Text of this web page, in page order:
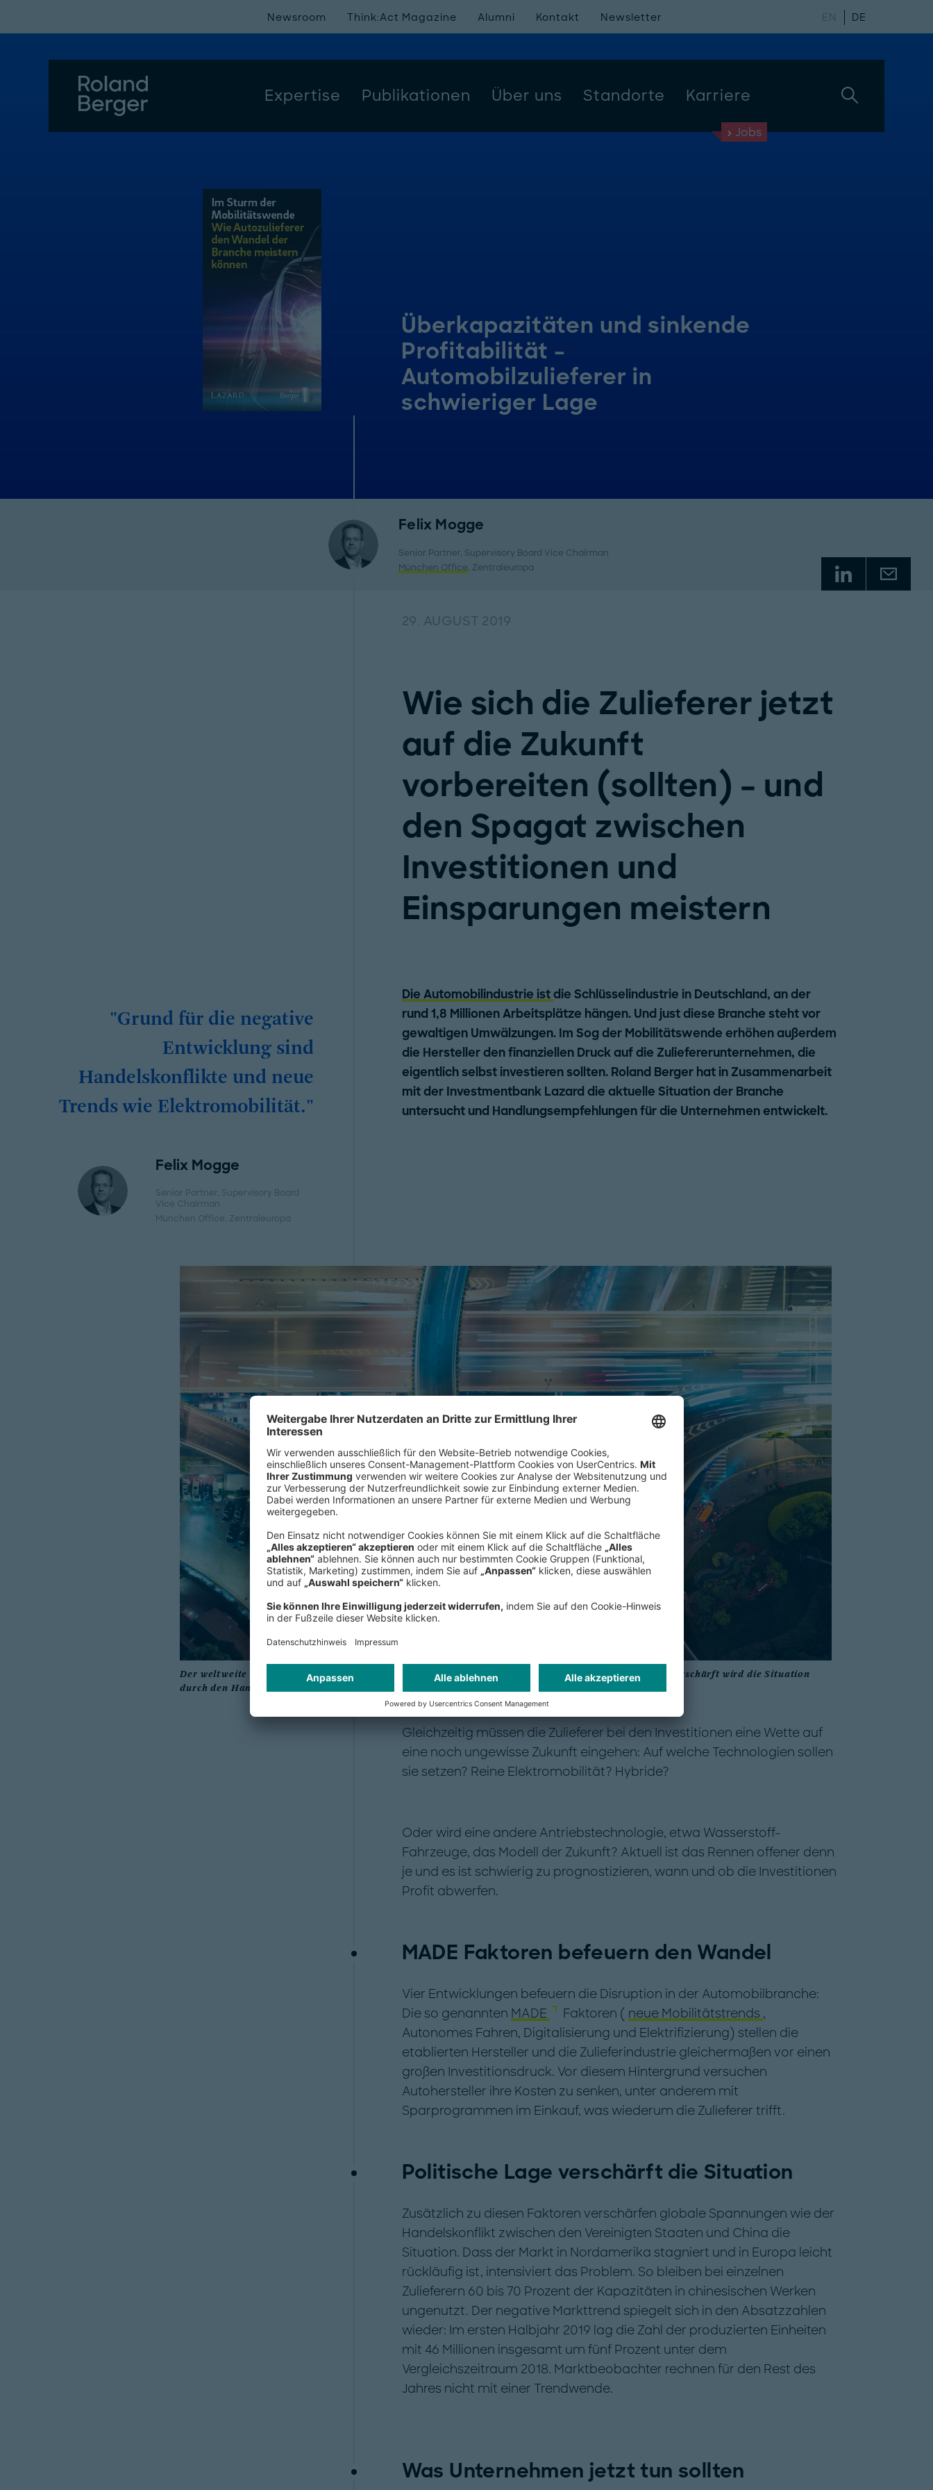
Expertise Publikationen Über uns Standorte Karriere
Newsroom Think:Act Magazine Alumni Kontakt Newsletter EN DE
Jobs
Überkapazitäten und sinkende
Profitabilität –
Automobilzulieferer in
schwieriger Lage
Felix Mogge
Senior Partner, Supervisory Board Vice Chairman
München Office, Zentraleuropa
29. AUGUST 2019
Wie sich die Zulieferer jetzt
auf die Zukunft
vorbereiten (sollten) – und
den Spagat zwischen
Investitionen und
Einsparungen meistern
"Grund für die negative
Entwicklung sind
Handelskonflikte und neue
Trends wie Elektromobilität."
Felix Mogge
Senior Partner, Supervisory Board
Vice Chairman
München Office, Zentraleuropa
Die Automobilindustrie ist die Schlüsselindustrie in Deutschland, an der
rund 1,8 Millionen Arbeitsplätze hängen. Und just diese Branche steht vor
gewaltigen Umwälzungen. Im Sog der Mobilitätswende erhöhen außerdem
die Hersteller den finanziellen Druck auf die Zuliefererunternehmen, die
eigentlich selbst investieren sollten. Roland Berger hat in Zusammenarbeit
mit der Investmentbank Lazard die aktuelle Situation der Branche
untersucht und Handlungsempfehlungen für die Unternehmen entwickelt.
Der weltweite Nachfrageeinbruch in der Automobilbranche trifft insbesondere die Zulieferindustrie. Verschärft wird die Situation
durch den Handelskonflikt zwischen den USA und China.
Gleichzeitig müssen die Zulieferer bei den Investitionen eine Wette auf
eine noch ungewisse Zukunft eingehen: Auf welche Technologien sollen
sie setzen? Reine Elektromobilität? Hybride?
Oder wird eine andere Antriebstechnologie, etwa Wasserstoff-
Fahrzeuge, das Modell der Zukunft? Aktuell ist das Rennen offener denn
je und es ist schwierig zu prognostizieren, wann und ob die Investitionen
Profit abwerfen.
MADE Faktoren befeuern den Wandel
Vier Entwicklungen befeuern die Disruption in der Automobilbranche:
Die so genannten MADE Faktoren ( neue Mobilitätstrends ,
Autonomes Fahren, Digitalisierung und Elektrifizierung) stellen die
etablierten Hersteller und die Zulieferindustrie gleichermaßen vor einen
großen Investitionsdruck. Vor diesem Hintergrund versuchen
Autohersteller ihre Kosten zu senken, unter anderem mit
Sparprogrammen im Einkauf, was wiederum die Zulieferer trifft.
Politische Lage verschärft die Situation
Zusätzlich zu diesen Faktoren verschärfen globale Spannungen wie der
Handelskonflikt zwischen den Vereinigten Staaten und China die
Situation. Dass der Markt in Nordamerika stagniert und in Europa leicht
rückläufig ist, intensiviert das Problem. So bleiben bei einzelnen
Zulieferern 60 bis 70 Prozent der Kapazitäten in chinesischen Werken
ungenutzt. Der negative Markttrend spiegelt sich in den Absatzzahlen
wieder: Im ersten Halbjahr 2019 lag die Zahl der produzierten Einheiten
mit 46 Millionen insgesamt um fünf Prozent unter dem
Vergleichszeitraum 2018. Marktbeobachter rechnen für den Rest des
Jahres nicht mit einer Trendwende.
Was Unternehmen jetzt tun sollten